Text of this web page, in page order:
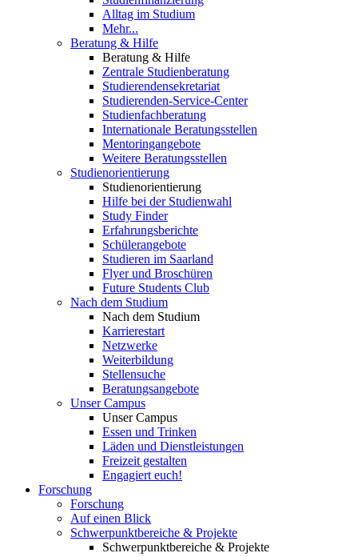
Alltag im Studium
Mehr...
Beratung & Hilfe
Beratung & Hilfe
Zentrale Studienberatung
Studierendensekretariat
Studierenden-Service-Center
Studienfachberatung
Internationale Beratungsstellen
Mentoringangebote
Weitere Beratungsstellen
Studienorientierung
Studienorientierung
Hilfe bei der Studienwahl
Study Finder
Erfahrungsberichte
Schülerangebote
Studieren im Saarland
Flyer und Broschüren
Future Students Club
Nach dem Studium
Nach dem Studium
Karrierestart
Netzwerke
Weiterbildung
Stellensuche
Beratungsangebote
Unser Campus
Unser Campus
Essen und Trinken
Läden und Dienstleistungen
Freizeit gestalten
Engagiert euch!
Forschung
Forschung
Auf einen Blick
Schwerpunktbereiche & Projekte
Schwerpunktbereiche & Projekte